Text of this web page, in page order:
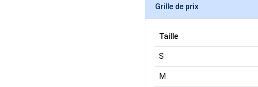
Grille de prix
Taille
S
M